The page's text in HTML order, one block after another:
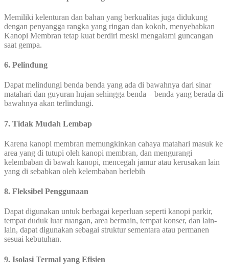
Memiliki kelenturan dan bahan yang berkualitas juga didukung
dengan penyangga rangka yang ringan dan kokoh, menyebabkan
Kanopi Membran tetap kuat berdiri meski mengalami guncangan
saat gempa.
6. Pelindung
Dapat melindungi benda benda yang ada di bawahnya dari sinar
matahari dan guyuran hujan sehingga benda – benda yang berada di
bawahnya akan terlindungi.
7. Tidak Mudah Lembap
Karena kanopi membran memungkinkan cahaya matahari masuk ke
area yang di tutupi oleh kanopi membran, dan mengurangi
kelembaban di bawah kanopi, mencegah jamur atau kerusakan lain
yang di sebabkan oleh kelembaban berlebih
8. Fleksibel Penggunaan
Dapat digunakan untuk berbagai keperluan seperti kanopi parkir,
tempat duduk luar ruangan, area bermain, tempat konser, dan lain-
lain, dapat digunakan sebagai struktur sementara atau permanen
sesuai kebutuhan.
9. Isolasi Termal yang Efisien